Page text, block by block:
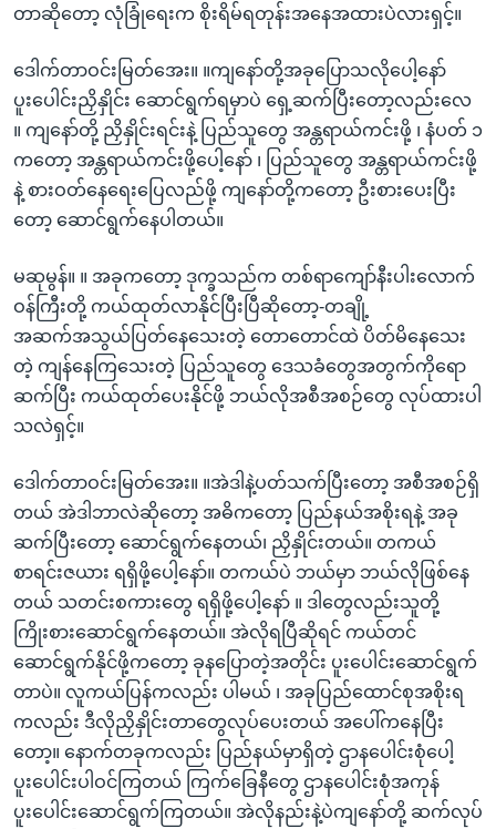
တာဆိုတော့ လုံခြုံရေးက စိုးရိမ်ရတုန်းအနေအထားပဲလားရှင့်။
ဒေါက်တာဝင်းမြတ်အေး။ ။ကျနော်တို့အခုပြောသလိုပေါ့နော်
ပူးပေါင်းညှိနှိုင်း ဆောင်ရွက်ရမှာပဲ ရှေ့ဆက်ပြီးတော့လည်းလေ
။ ကျနော်တို့ ညှိနှိုင်းရင်းနဲ့ ပြည်သူတွေ အန္တရာယ်ကင်းဖို့ ၊ နံပတ် ၁
ကတော့ အန္တရာယ်ကင်းဖို့ပေါ့နော် ၊ ပြည်သူတွေ အန္တရာယ်ကင်းဖို့
နဲ့ စားဝတ်နေရေးပြေလည်ဖို့ ကျနော်တို့ကတော့ ဦးစားပေးပြီး
တော့ ဆောင်ရွက်နေပါတယ်။
မဆုမွန်။ ။ အခုကတော့ ဒုက္ခသည်က တစ်ရာကျော်နီးပါးလောက်
ဝန်ကြီးတို့ ကယ်ထုတ်လာနိုင်ပြီးပြီဆိုတော့-တချို့
အဆက်အသွယ်ပြတ်နေသေးတဲ့ တောတောင်ထဲ ပိတ်မိနေသေး
တဲ့ ကျန်နေကြသေးတဲ့ ပြည်သူတွေ ဒေသခံတွေအတွက်ကိုရော
ဆက်ပြီး ကယ်ထုတ်ပေးနိုင်ဖို့ ဘယ်လိုအစီအစဉ်တွေ လုပ်ထားပါ
သလဲရှင့်။
ဒေါက်တာဝင်းမြတ်အေး။ ။အဲဒါနဲ့ပတ်သက်ပြီးတော့ အစီအစဉ်ရှိ
တယ် အဲဒါဘာလဲဆိုတော့ အဓိကတော့ ပြည်နယ်အစိုးရနဲ့ အခု
ဆက်ပြီးတော့ ဆောင်ရွက်နေတယ်၊ ညှိနှိုင်းတယ်။ တကယ်
စာရင်းဇယား ရရှိဖို့ပေါ့နော်။ တကယ်ပဲ ဘယ်မှာ ဘယ်လိုဖြစ်နေ
တယ် သတင်းစကားတွေ ရရှိဖို့ပေါ့နော် ။ ဒါတွေလည်းသူတို့
ကြိုးစားဆောင်ရွက်နေတယ်။ အဲလိုရပြီဆိုရင် ကယ်တင်
ဆောင်ရွက်နိုင်ဖို့ကတော့ ခုနပြောတဲ့အတိုင်း ပူးပေါင်းဆောင်ရွက်
တာပဲ။ လူကယ်ပြန်ကလည်း ပါမယ် ၊ အခုပြည်ထောင်စုအစိုးရ
ကလည်း ဒီလိုညှိနှိုင်းတာတွေလုပ်ပေးတယ် အပေါ်ကနေပြီး
တော့။ နောက်တခုကလည်း ပြည်နယ်မှာရှိတဲ့ ဌာနပေါင်းစုံပေါ့
ပူးပေါင်းပါဝင်ကြတယ် ကြက်ခြေနီတွေ ဌာနပေါင်းစုံအကုန်
ပူးပေါင်းဆောင်ရွက်ကြတယ်။ အဲလိုနည်းနဲ့ပဲကျနော်တို့ ဆက်လုပ်